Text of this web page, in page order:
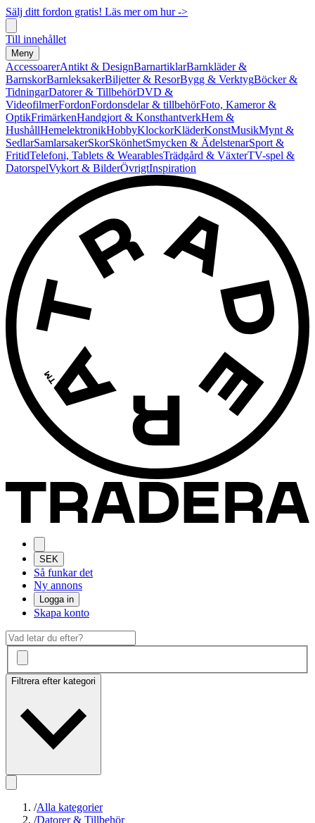
Sälj ditt fordon gratis! Läs mer om hur ->
Till innehållet
Meny
AccessoarerAntikt & DesignBarnartiklarBarnkläder &
BarnskorBarnleksakerBiljetter & ResorBygg & VerktygBöcker &
TidningarDatorer & TillbehörDVD &
VideofilmerFordonFordonsdelar & tillbehörFoto, Kameror &
OptikFrimärkenHandgjort & KonsthantverkHem &
HushållHemelektronikHobbyKlockorKläderKonstMusikMynt &
SedlarSamlarsakerSkorSkönhetSmycken & ÄdelstenarSport &
FritidTelefoni, Tablets & WearablesTrädgård & VäxterTV-spel &
DatorspelVykort & BilderÖvrigtInspiration
SEK
Så funkar det
Ny annons
Logga in
Skapa konto
Filtrera efter kategori
/Alla kategorier
/Datorer & Tillbehör